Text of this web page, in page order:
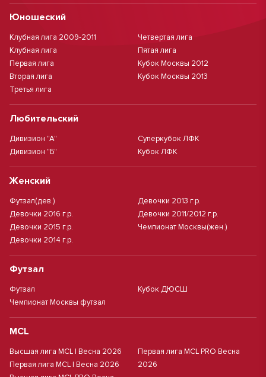
Юношеский
Клубная лига 2009-2011
Клубная лига
Первая лига
Вторая лига
Третья лига
Четвертая лига
Пятая лига
Кубок Москвы 2012
Кубок Москвы 2013
Любительский
Дивизион "А"
Дивизион "Б"
Суперкубок ЛФК
Кубок ЛФК
Женский
Футзал(дев.)
Девочки 2016 г.р.
Девочки 2015 г.р.
Девочки 2014 г.р.
Девочки 2013 г.р.
Девочки 2011/2012 г.р.
Чемпионат Москвы(жен.)
Футзал
Футзал
Чемпионат Москвы футзал
Кубок ДЮСШ
MCL
Высшая лига MCL | Весна 2026
Первая лига MCL | Весна 2026
Первая лига MCL PRO Весна
2026